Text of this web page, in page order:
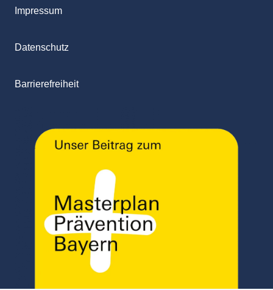
Impressum
Datenschutz
Barrierefreiheit